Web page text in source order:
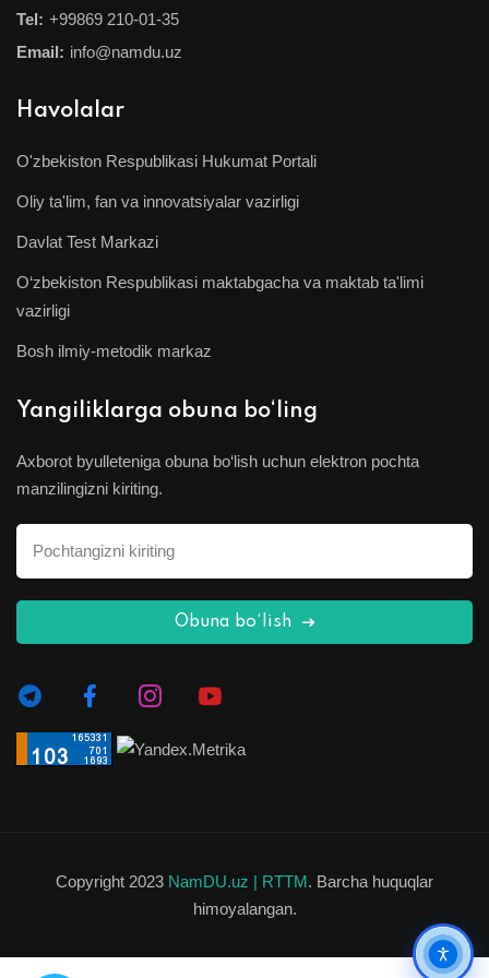
Tel: +99869 210-01-35
Email: info@namdu.uz
Havolalar
O'zbekiston Respublikasi Hukumat Portali
Oliy ta'lim, fan va innovatsiyalar vazirligi
Davlat Test Markazi
O‘zbekiston Respublikasi maktabgacha va maktab ta'limi
vazirligi
Bosh ilmiy-metodik markaz
Yangiliklarga obuna bo‘ling
Axborot byulleteniga obuna bo‘lish uchun elektron pochta
manzilingizni kiriting.
Obuna bo‘lish
Copyright 2023 NamDU.uz | RTTM. Barcha huquqlar
himoyalangan.